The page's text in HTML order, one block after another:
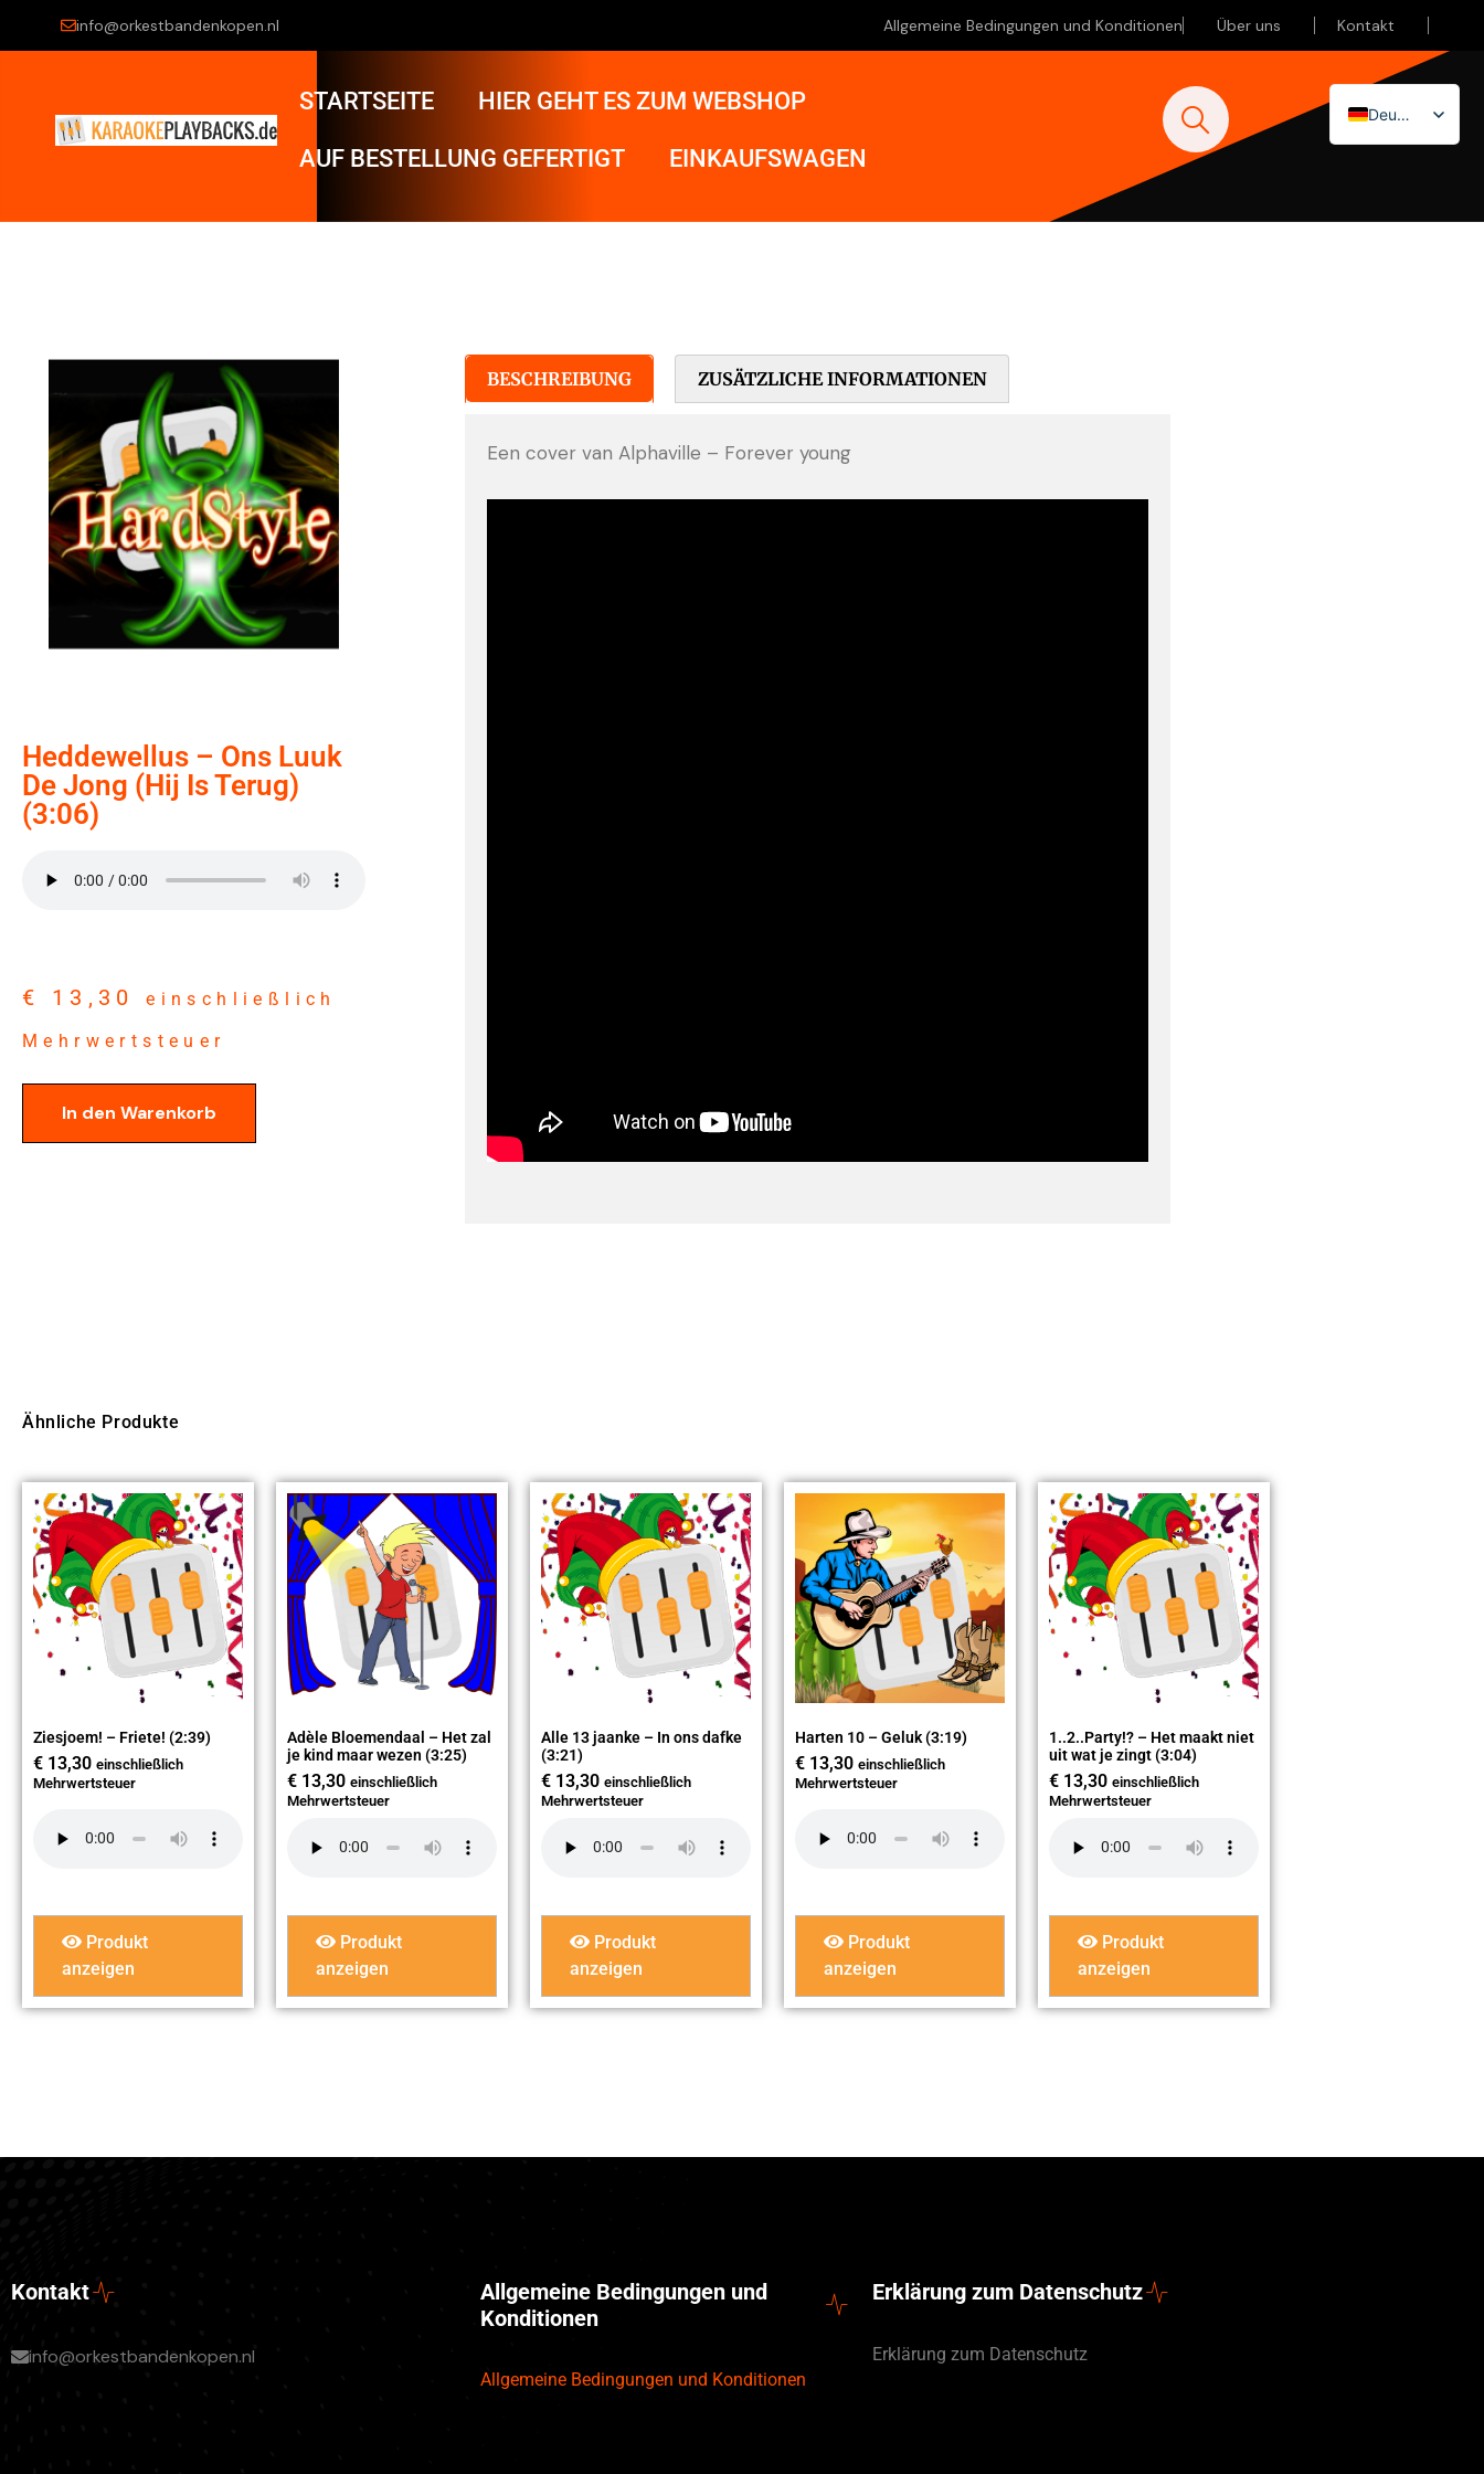
info@orkestbandenkopen.nl Allgemeine Bedingungen und Konditionen Über uns Kontakt
STARTSEITE HIER GEHT ES ZUM WEBSHOP
AUF BESTELLUNG GEFERTIGT EINKAUFSWAGEN
Deutsch
Nederlands
Heddewellus – Ons Luuk
De Jong (hij Is Terug)
(3:06)
€ 13,30
einschließlich
Mehrwertsteuer
In den Warenkorb
BESCHREIBUNG ZUSÄTZLICHE INFORMATIONEN
Een cover van Alphaville – Forever young
Ähnliche Produkte
Ziesjoem! – Friete! (2:39)
€ 13,30 einschließlich
Mehrwertsteuer
Produkt
anzeigen
Adèle Bloemendaal – Het zal
je kind maar wezen (3:25)
€ 13,30 einschließlich
Mehrwertsteuer
Produkt
anzeigen
Alle 13 jaanke – In ons dafke
(3:21)
€ 13,30 einschließlich
Mehrwertsteuer
Produkt
anzeigen
Harten 10 – Geluk (3:19)
€ 13,30 einschließlich
Mehrwertsteuer
Produkt
anzeigen
1..2..Party!? – Het maakt niet
uit wat je zingt (3:04)
€ 13,30 einschließlich
Mehrwertsteuer
Produkt
anzeigen
Kontakt
info@orkestbandenkopen.nl
Allgemeine Bedingungen und
Konditionen
Allgemeine Bedingungen und Konditionen
Erklärung zum Datenschutz
Erklärung zum Datenschutz